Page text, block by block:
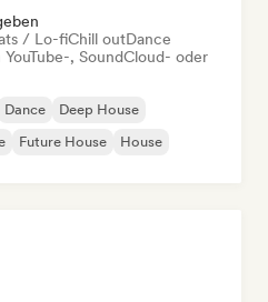
/ Lo-fiChill outDance
, SoundCloud- oder
Dance
Deep House
Future House House